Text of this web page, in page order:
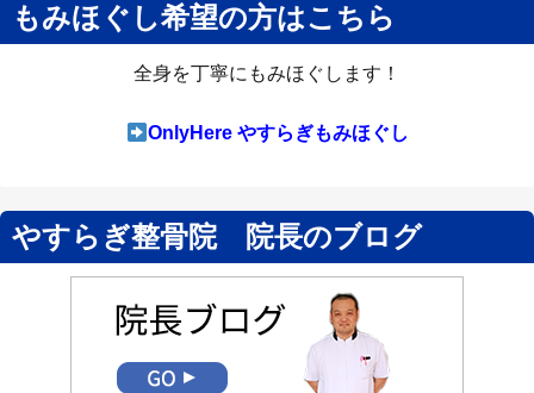
もみほぐし希望の方はこちら
全身を丁寧にもみほぐします！
OnlyHere やすらぎもみほぐし
やすらぎ整骨院 院長のブログ